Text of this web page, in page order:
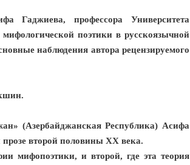
Гаджиева, профессора Университета
поэтики в русскоязычной
наблюдения автора рецензируемого
(Азербайджанская Республика) Асифа
второй половины XX века.
мифопоэтики, и второй, где эта теория